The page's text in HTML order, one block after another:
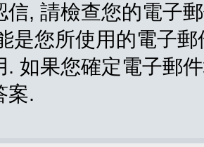
信, 請檢查您的電子
是您所使用的電子
. 如果您確定電子郵
案.